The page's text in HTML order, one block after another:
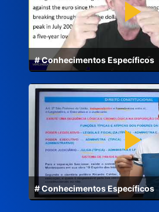
# Conhecimentos Específicos
# Conhecimentos Específicos